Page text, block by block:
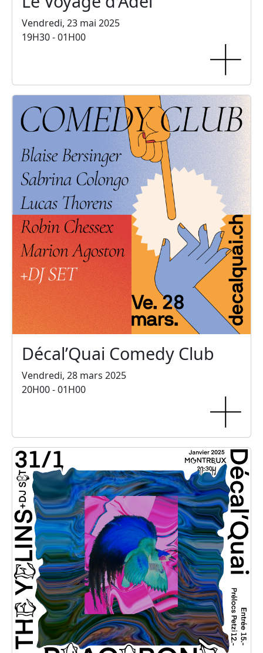
Vendredi, 23 mai 2025
19H30 - 01H00
Décal’Quai Comedy Club
Vendredi, 28 mars 2025
20H00 - 01H00